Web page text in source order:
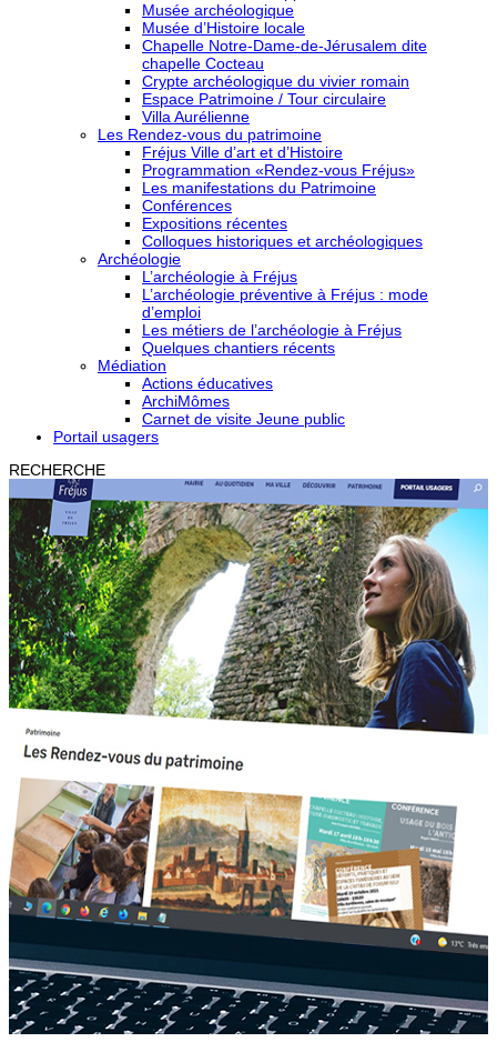
Musée archéologique
Musée d’Histoire locale
Chapelle Notre-Dame-de-Jérusalem dite
chapelle Cocteau
Crypte archéologique du vivier romain
Espace Patrimoine / Tour circulaire
Villa Aurélienne
Les Rendez-vous du patrimoine
Fréjus Ville d’art et d’Histoire
Programmation «Rendez-vous Fréjus»
Les manifestations du Patrimoine
Conférences
Expositions récentes
Colloques historiques et archéologiques
Archéologie
L’archéologie à Fréjus
L’archéologie préventive à Fréjus : mode
d’emploi
Les métiers de l’archéologie à Fréjus
Quelques chantiers récents
Médiation
Actions éducatives
ArchiMômes
Carnet de visite Jeune public
Portail usagers
RECHERCHE